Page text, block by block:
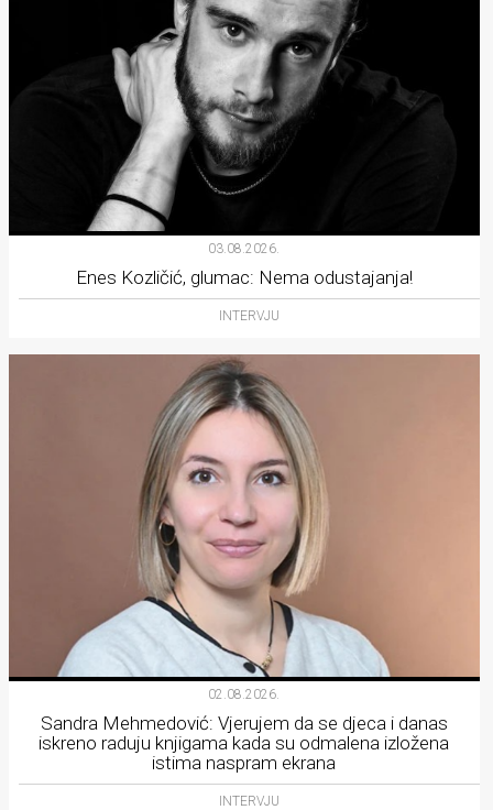
03.08.2026.
Enes Kozličić, glumac: Nema odustajanja!
INTERVJU
02.08.2026.
Sandra Mehmedović: Vjerujem da se djeca i danas
iskreno raduju knjigama kada su odmalena izložena
istima naspram ekrana
INTERVJU